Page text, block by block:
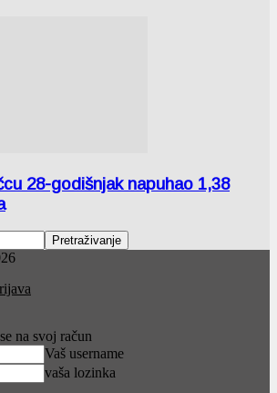
28-godišnjak napuhao 1,38
na svoj račun
Vaš username
vaša lozinka